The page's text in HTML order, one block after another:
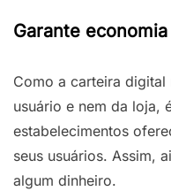
Garante economia
Como a carteira
usuário e nem da loja,
estabelecimentos
seus usuários. Assim,
algum dinheiro.